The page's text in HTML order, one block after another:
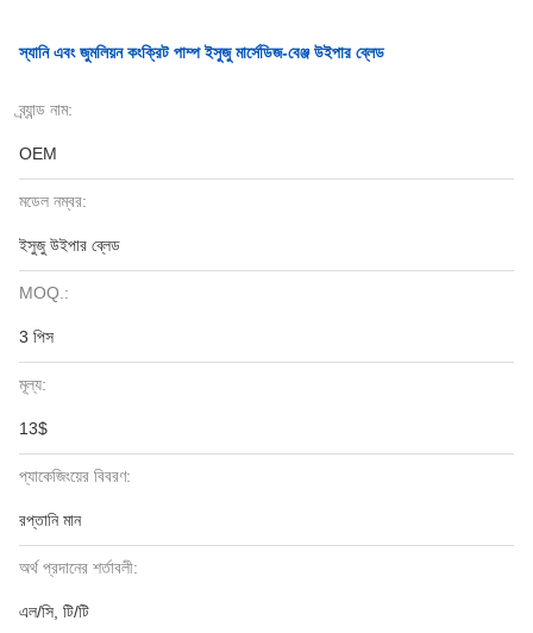
স্যানি এবং জুমলিয়ন কংক্রিট পাম্প ইসুজু মার্সেডিজ-বেঞ্জ উইপার ব্লেড
ব্র্যান্ড নাম:
OEM
মডেল নম্বর:
ইসুজু উইপার ব্লেড
MOQ.:
3 পিস
মূল্য:
13$
প্যাকেজিংয়ের বিবরণ:
রপ্তানি মান
অর্থ প্রদানের শর্তাবলী:
এল/সি, টি/টি